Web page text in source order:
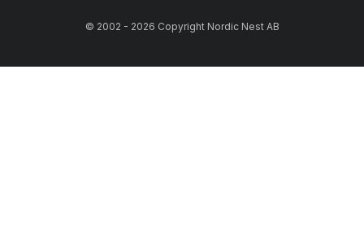
© 2002 - 2026 Copyright Nordic Nest AB